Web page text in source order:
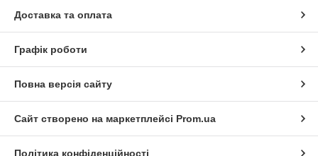
Доставка та оплата
Графік роботи
Повна версія сайту
Сайт створено на маркетплейсі Prom.ua
Політика конфіденційності